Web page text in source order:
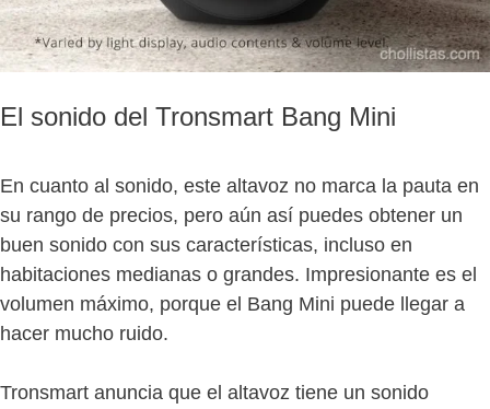
El sonido del Tronsmart Bang Mini
En cuanto al sonido, este altavoz no marca la pauta en
su rango de precios, pero aún así puedes obtener un
buen sonido con sus características, incluso en
habitaciones medianas o grandes. Impresionante es el
volumen máximo, porque el Bang Mini puede llegar a
hacer mucho ruido.
Tronsmart anuncia que el altavoz tiene un sonido